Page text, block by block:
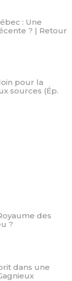
: Une
? | Retour
pour la
sources (Ép.
des
?
dans une